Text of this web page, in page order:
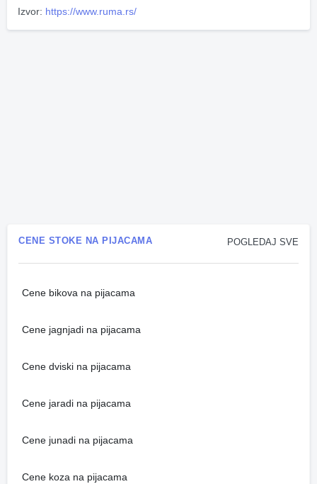
Izvor: https://www.ruma.rs/
POGLEDAJ SVE
CENE STOKE NA PIJACAMA
Cene bikova na pijacama
Cene jagnjadi na pijacama
Cene dviski na pijacama
Cene jaradi na pijacama
Cene junadi na pijacama
Cene koza na pijacama